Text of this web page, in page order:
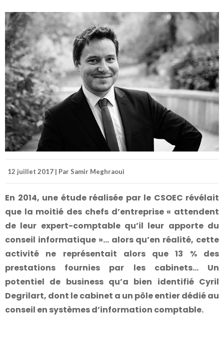
12 juillet 2017 | Par Samir Meghraoui
En 2014, une étude réalisée par le CSOEC révélait
que la moitié des chefs d’entreprise « attendent
de leur expert-comptable qu’il leur apporte du
conseil informatique »… alors qu’en réalité, cette
activité ne représentait alors que 13 % des
prestations fournies par les cabinets… Un
potentiel de business qu’a bien identifié Cyril
Degrilart, dont le cabinet a un pôle entier dédié au
conseil en systèmes d’information comptable.